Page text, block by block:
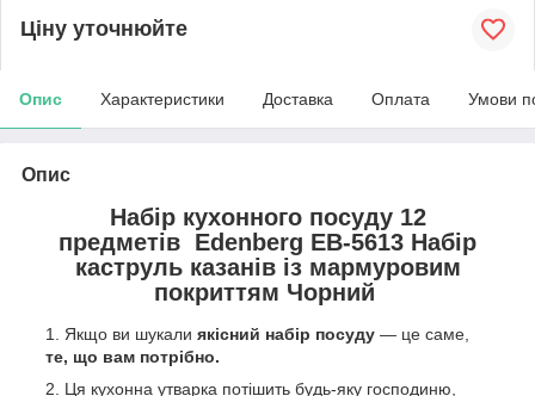
Ціну уточнюйте
Опис Характеристики Доставка Оплата Умови
Опис
Набір кухонного посуду 12
предметів Edenberg EB-5613 Набір
каструль казанів із мармуровим
покриттям Чорний
Якщо ви шукали якісний набір посуду — це саме,
те, що вам потрібно.
Ця кухонна утварка потішить будь-яку господиню,